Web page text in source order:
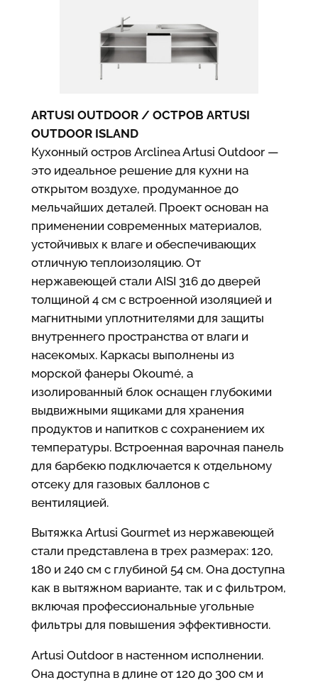
ARTUSI OUTDOOR / ОСТРОВ ARTUSI
OUTDOOR ISLAND
Кухонный остров Arclinea Artusi Outdoor —
это идеальное решение для кухни на
открытом воздухе, продуманное до
мельчайших деталей. Проект основан на
применении современных материалов,
устойчивых к влаге и обеспечивающих
отличную теплоизоляцию. От
нержавеющей стали AISI 316 до дверей
толщиной 4 см с встроенной изоляцией и
магнитными уплотнителями для защиты
внутреннего пространства от влаги и
насекомых. Каркасы выполнены из
морской фанеры Okoumé, а
изолированный блок оснащен глубокими
выдвижными ящиками для хранения
продуктов и напитков с сохранением их
температуры. Встроенная варочная панель
для барбекю подключается к отдельному
отсеку для газовых баллонов с
вентиляцией.
Вытяжка Artusi Gourmet из нержавеющей
стали представлена в трех размерах: 120,
180 и 240 см с глубиной 54 см. Она доступна
как в вытяжном варианте, так и с фильтром,
включая профессиональные угольные
фильтры для повышения эффективности.
Artusi Outdoor в настенном исполнении.
Она доступна в длине от 120 до 300 см и